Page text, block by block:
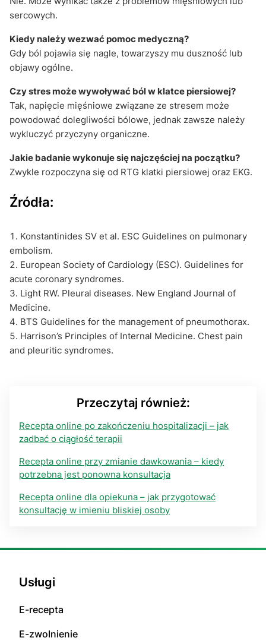
sercowych.
Kiedy należy wezwać pomoc medyczną?
Gdy ból pojawia się nagle, towarzyszy mu duszność lub
objawy ogólne.
Czy stres może wywoływać ból w klatce piersiowej?
Tak, napięcie mięśniowe związane ze stresem może
powodować dolegliwości bólowe, jednak zawsze należy
wykluczyć przyczyny organiczne.
Jakie badanie wykonuje się najczęściej na początku?
Zwykle rozpoczyna się od RTG klatki piersiowej oraz EKG.
Źródła:
Konstantinides SV et al. ESC Guidelines on pulmonary
embolism.
European Society of Cardiology (ESC). Guidelines for
acute coronary syndromes.
Light RW. Pleural diseases. New England Journal of
Medicine.
BTS Guidelines for the management of pneumothorax.
Harrison’s Principles of Internal Medicine. Chest pain
and pleuritic syndromes.
Przeczytaj również:
Recepta online po zakończeniu hospitalizacji – jak
zadbać o ciągłość terapii
Recepta online przy zmianie dawkowania – kiedy
potrzebna jest ponowna konsultacja
Recepta online dla opiekuna – jak przygotować
konsultację w imieniu bliskiej osoby
Usługi
E-rесерta
E-zwоInіenіе